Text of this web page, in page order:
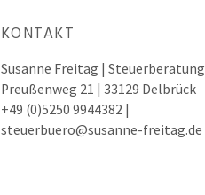
KONTAKT
Susanne Freitag | Steuerberatung
Preußenweg 21 | 33129 Delbrück
+49 (0)5250 9944382 |
steuerbuero@susanne-freitag.de